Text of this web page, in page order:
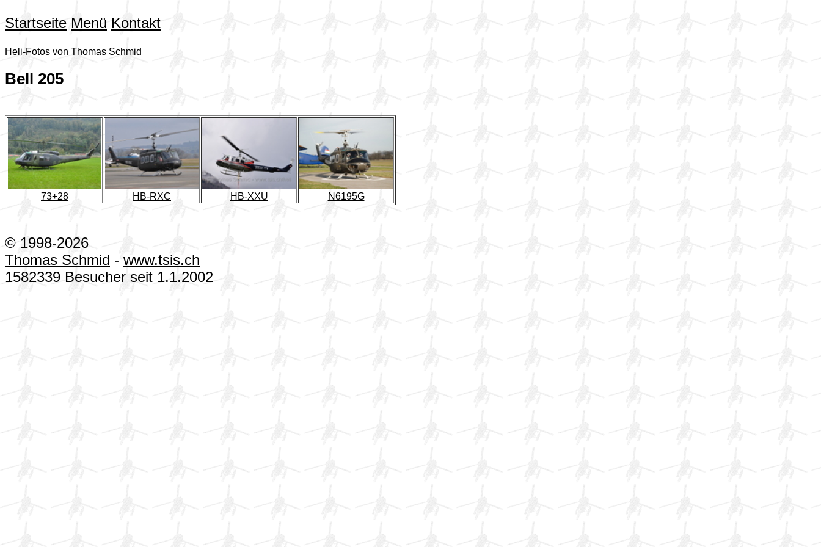
Startseite Menü Kontakt
Heli-Fotos von Thomas Schmid
Bell 205
73+28 HB-RXC HB-XXU N6195G
© 1998-2026
Thomas Schmid - www.tsis.ch
1582339 Besucher seit 1.1.2002